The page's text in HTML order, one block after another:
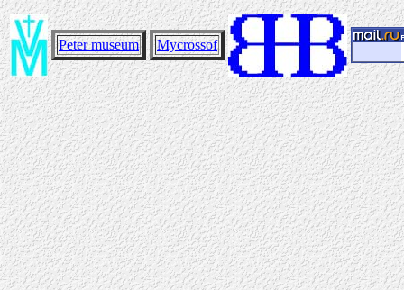
Peter museum Mycrossof